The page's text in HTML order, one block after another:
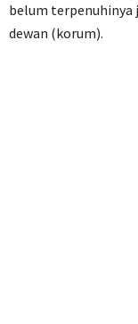
belum
dewan (korum).